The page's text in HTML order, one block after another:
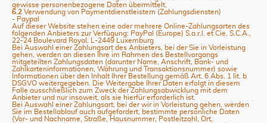
gewisse personenbezogene Daten übermittelt.
6.2 Verwendung von Paymentdienstleistern (Zahlungsdiensten)
- Paypal
Auf dieser Website stehen eine oder mehrere Online-Zahlungsarten des
folgenden Anbieters zur Verfügung: PayPal (Europe) S.a.r.l. et Cie, S.C.A.,
22-24 Boulevard Royal, L-2449 Luxemburg
Bei Auswahl einer Zahlungsart des Anbieters, bei der Sie in Vorleistung
gehen, werden an diesen Ihre im Rahmen des Bestellvorgangs
mitgeteilten Zahlungsdaten (darunter Name, Anschrift, Bank- und
Zahlkarteninformationen, Währung und Transaktionsnummer) sowie
Informationen über den Inhalt Ihrer Bestellung gemäß Art. 6 Abs. 1 lit. b
DSGVO weitergegeben. Die Weitergabe Ihrer Daten erfolgt in diesem
Falle ausschließlich zum Zweck der Zahlungsabwicklung mit dem
Anbieter und nur insoweit, als sie hierfür erforderlich ist.
Bei Auswahl einer Zahlungsart, bei der wir in Vorleistung gehen, werden
Sie im Bestellablauf auch aufgefordert, bestimmte persönliche Daten
(Vor- und Nachname, Straße, Hausnummer, Postleitzahl, Ort,